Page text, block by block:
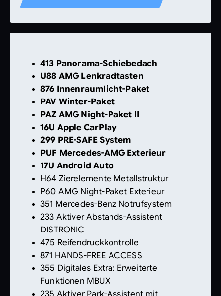
413 Panorama-Schiebedach
U88 AMG Lenkradtasten
876 Innenraumlicht-Paket
PAV Winter-Paket
PAZ AMG Night-Paket II
16U Apple CarPlay
299 PRE-SAFE System
PUF Mercedes-AMG Exterieur
17U Android Auto
H64 Zierelemente Metallstruktur
P60 AMG Night-Paket Exterieur
351 Mercedes-Benz Notrufsystem
233 Aktiver Abstands-Assistent
DISTRONIC
475 Reifendruckkontrolle
871 HANDS-FREE ACCESS
355 Digitales Extra: Erweiterte
Funktionen MBUX
235 Aktiver Park-Assistent mit